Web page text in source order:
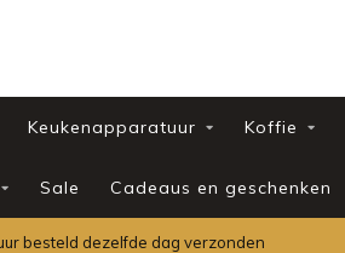
Keukenapparatuur Koffie
Sale Cadeaus en geschenken
besteld dezelfde dag verzonden